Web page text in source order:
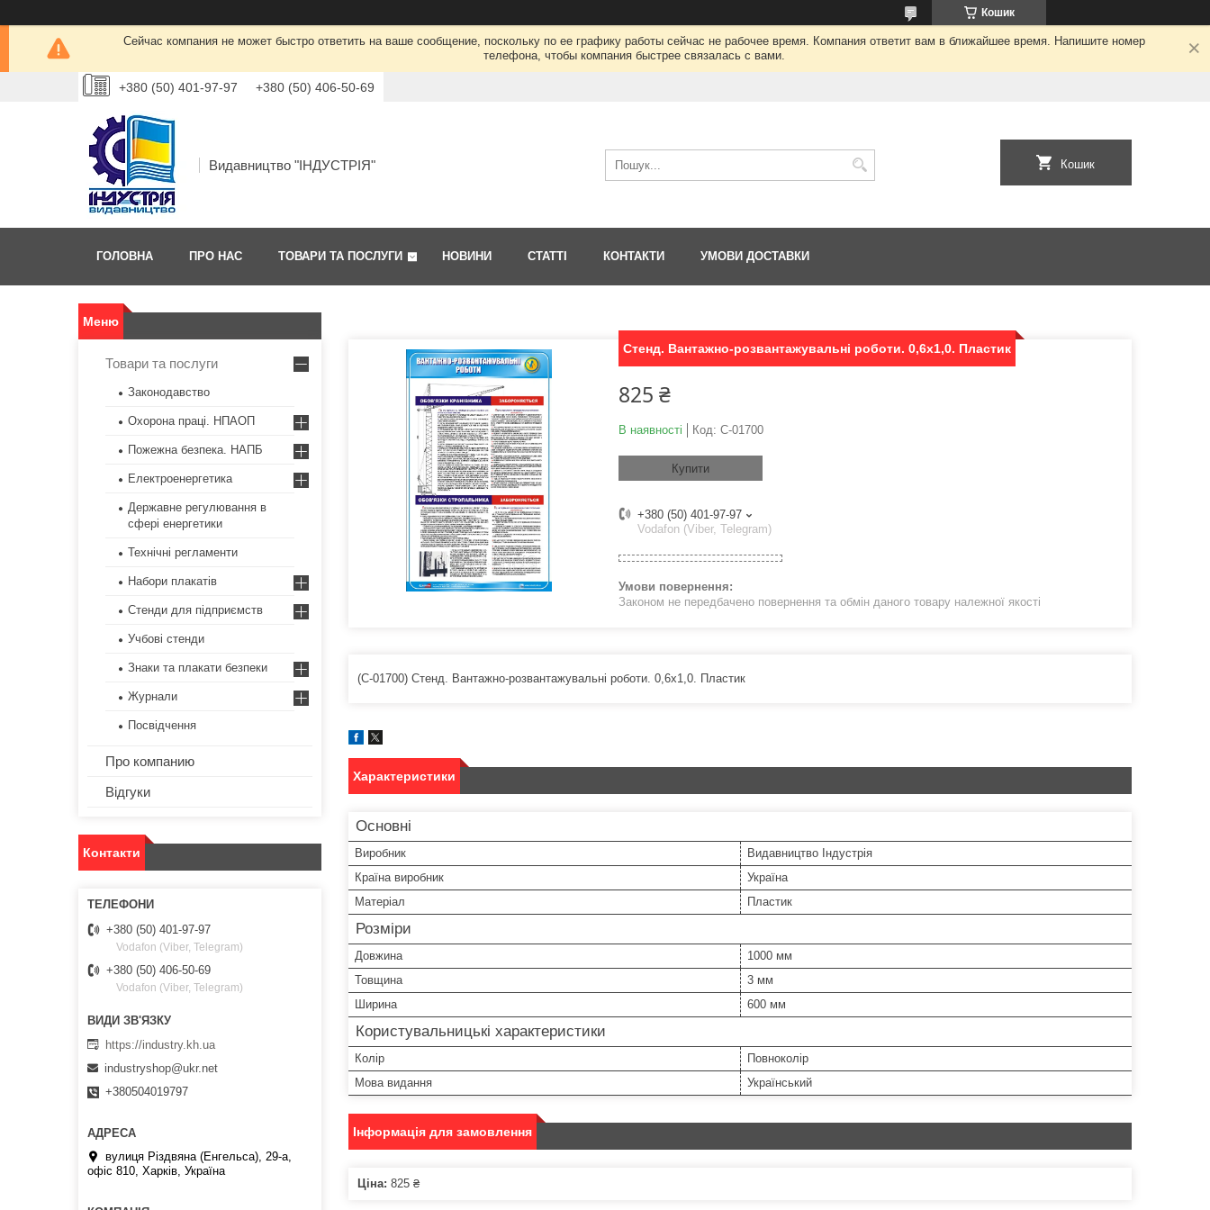
Кошик
Сейчас компания не может быстро ответить на ваше сообщение, поскольку по ее графику работы сейчас не рабочее время. Компания ответит вам в ближайшее время. Напишите номер
телефона, чтобы компания быстрее связалась с вами.
+380 (50) 401-97-97 +380 (50) 406-50-69
Видавництво "ІНДУСТРІЯ" Кошик
ГОЛОВНА ПРО НАС ТОВАРИ ТА ПОСЛУГИ НОВИНИ СТАТТІ КОНТАКТИ УМОВИ ДОСТАВКИ
Стенд. Вантажно-розвантажувальні роботи. 0,6х1,0. Пластик
825 ₴
В наявності Код: С-01700
Купити
+380 (50) 401-97-97
Vodafon (Viber, Telegram)
Законом не передбачено повернення та обмін даного товару належної якості
(С-01700) Стенд. Вантажно-розвантажувальні роботи. 0,6х1,0. Пластик
Характеристики
Основні
Виробник
Видавництво Індустрія
Країна виробник
Україна
Матеріал
Пластик
Розміри
Довжина
1000 мм
Товщина
3 мм
Ширина
600 мм
Користувальницькі характеристики
Колір
Повноколір
Мова видання
Український
Інформація для замовлення
Ціна: 825 ₴
Товари та послуги
Законодавство
Охорона праці. НПАОП
Пожежна безпека. НАПБ
Електроенергетика
Державне регулювання в
сфері енергетики
Технічні регламенти
Набори плакатів
Стенди для підприємств
Учбові стенди
Знаки та плакати безпеки
Журнали
Посвідчення
Про компанию
Відгуки
Контакти
+380 (50) 401-97-97
Vodafon (Viber, Telegram)
+380 (50) 406-50-69
Vodafon (Viber, Telegram)
https://industry.kh.ua
industryshop@ukr.net
+380504019797
вулиця Різдвяна (Енгельса), 29-а,
офіс 810, Харків, Україна